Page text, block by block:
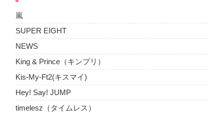
嵐
SUPER EIGHT
NEWS
King & Prince（キンプリ）
Kis-My-Ft2(キスマイ)
Hey! Say! JUMP
timelesz（タイムレス）